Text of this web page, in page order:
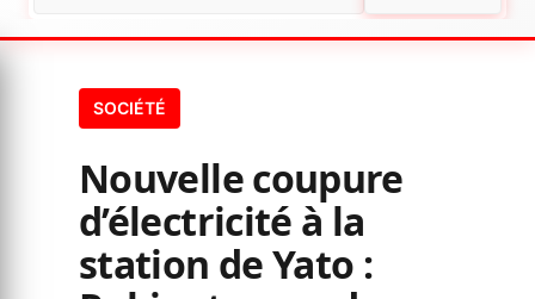
SOCIÉTÉ
Nouvelle coupure
d’électricité à la
station de Yato :